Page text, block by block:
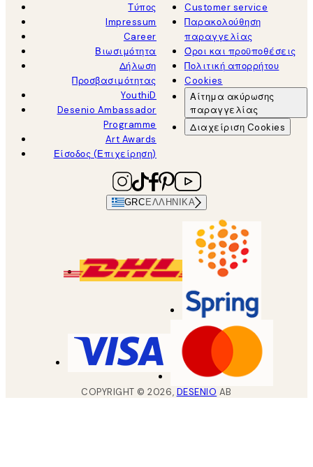
Τύπος
Impressum
Career
Βιωσιμότητα
Δήλωση
Προσβασιμότητας
YouthiD
Desenio Ambassador
Programme
Art Awards
Είσοδος (Επιχείρηση)
Customer service
Παρακολούθηση
παραγγελίας
Όροι και προϋποθέσεις
Πολιτική απορρήτου
Cookies
Αίτημα ακύρωσης
παραγγελίας
Διαχείριση Cookies
GRC ΕΛΛΗΝΙΚΆ
COPYRIGHT ©2026, DESENIO AB